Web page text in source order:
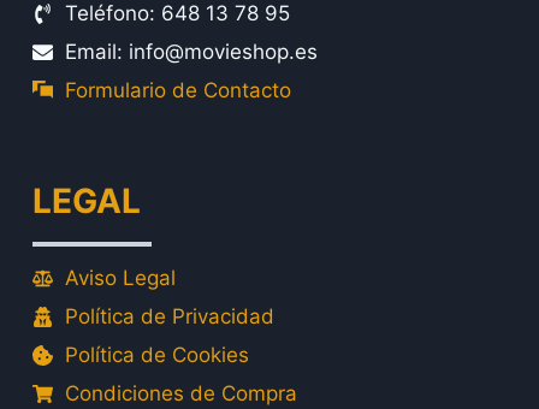
Teléfono: 648 13 78 95
Email: info@movieshop.es
Formulario de Contacto
LEGAL
Aviso Legal
Política de Privacidad
Política de Cookies
Condiciones de Compra